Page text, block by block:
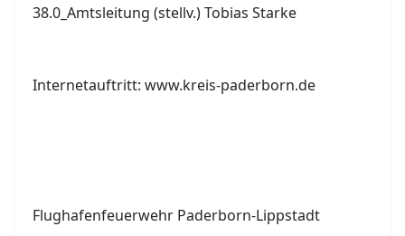
38.0_Amtsleitung (stellv.) Tobias Starke
Internetauftritt: www.kreis-paderborn.de
Flughafenfeuerwehr Paderborn-Lippstadt